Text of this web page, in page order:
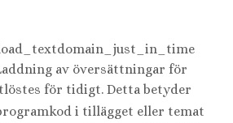
av översättningar för
för tidigt. Detta betyder
i tillägget eller temat